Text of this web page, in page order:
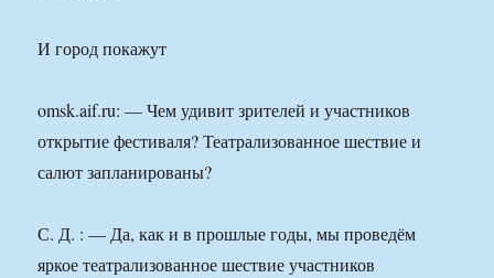
И город покажут
omsk.aif.ru: — Чем удивит зрителей и участников
открытие фестиваля? Театрализованное шествие и
салют запланированы?
С. Д. : — Да, как и в прошлые годы, мы проведём
яркое театрализованное шествие участников